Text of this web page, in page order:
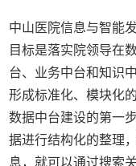
中山医院信息与智能
目标是落实院领导在
台、业务中台和知识
形成标准化、模块化
数据中台建设的第一
据进行结构化的整理
息，就可以通过搜索